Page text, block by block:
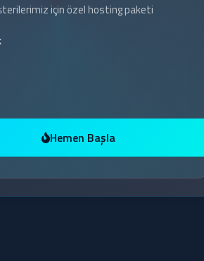
için özel hosting paketi
Hemen Başla